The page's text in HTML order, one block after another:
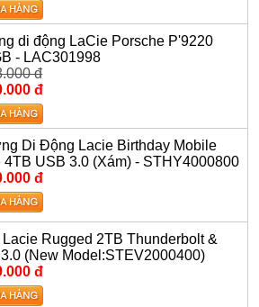
di động LaCie Porsche P'9220
- LAC301998
đ
đ
Di Động Lacie Birthday Mobile
4TB USB 3.0 (Xám) - STHY4000800
đ
Lacie Rugged 2TB Thunderbolt &
(New Model:STEV2000400)
đ